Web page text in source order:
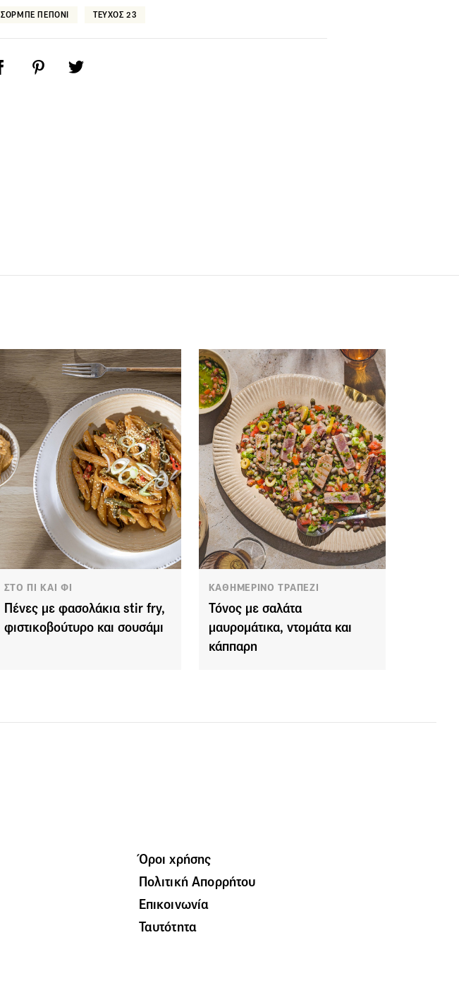
ΣΟΡΜΠΕ ΠΕΠΟΝΙ ΤΕΥΧΟΣ 23
ΣΤΟ ΠΙ ΚΑΙ ΦΙ
Πένες με φασολάκια stir fry,
φιστικοβούτυρο και σουσάμι
ΚΑΘΗΜΕΡΙΝΟ ΤΡΑΠΕΖΙ
Τόνος με σαλάτα
μαυρομάτικα, ντομάτα και
κάππαρη
Όροι χρήσης
Πολιτική Απορρήτου
Επικοινωνία
Ταυτότητα